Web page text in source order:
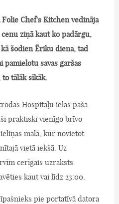
Chef's Kitchen vedināja
ziņā kaut ko padārgu,
šodien Ēriku diena, tad
pamielotu savas garšas
tālāk sīkāk.
Hospitāļu ielas pašā
praktiski vienīgo brīvo
malā, kur novietot
vietā iekšā. Uz
cerīgais uzraksts
kaut vai līdz 23:00.
pie portatīvā datora